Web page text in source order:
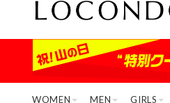
WOMEN MEN GIRLS